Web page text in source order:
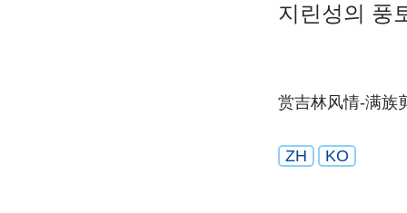
지린성의 풍
赏吉林风情-满族
ZH KO